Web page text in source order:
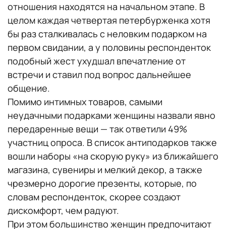
отношения находятся на начальном этапе. В
целом каждая четвертая петербурженка хотя
бы раз сталкивалась с неловким подарком на
первом свидании, а у половины респонденток
подобный жест ухудшал впечатление от
встречи и ставил под вопрос дальнейшее
общение.
Помимо интимных товаров, самыми
неудачными подарками женщины назвали явно
передаренные вещи — так ответили 49%
участниц опроса. В список антиподарков также
вошли наборы «на скорую руку» из ближайшего
магазина, сувениры и мелкий декор, а также
чрезмерно дорогие презенты, которые, по
словам респонденток, скорее создают
дискомфорт, чем радуют.
При этом большинство женщин предпочитают